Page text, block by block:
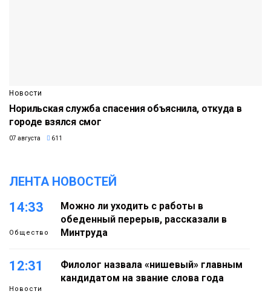
Новости
Норильская служба спасения объяснила, откуда в
городе взялся смог
07 августа 611
ЛЕНТА НОВОСТЕЙ
14:33
Общество
Можно ли уходить с работы в
обеденный перерыв, рассказали в
Минтруда
12:31
Новости
Филолог назвала «нишевый» главным
кандидатом на звание слова года